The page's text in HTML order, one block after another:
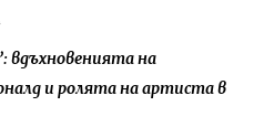
вдъхновенията на
и ролята на артиста в